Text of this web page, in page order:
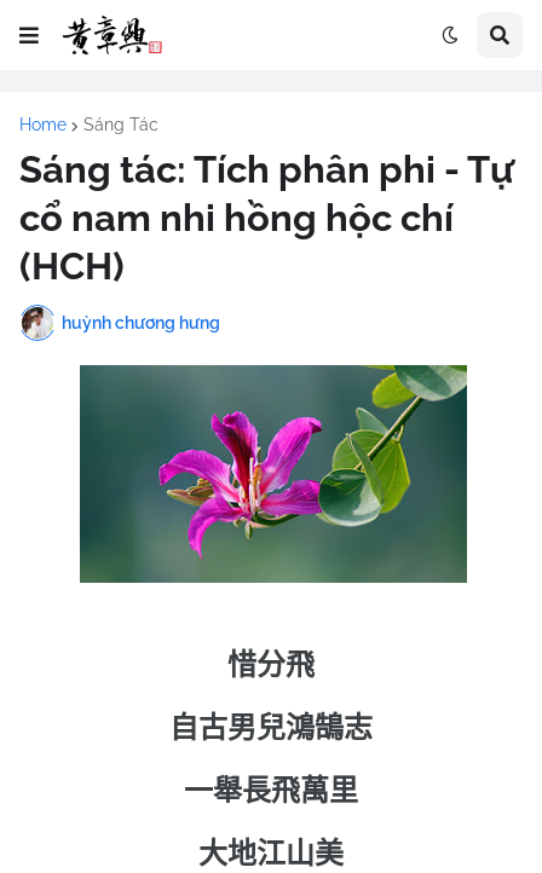
Home Sáng Tác
Sáng tác: Tích phân phi - Tự
cổ nam nhi hồng hộc chí
(HCH)
huỳnh chương hưng
惜分飛
自古男兒鴻鵠志
一舉長飛萬里
大地江山美